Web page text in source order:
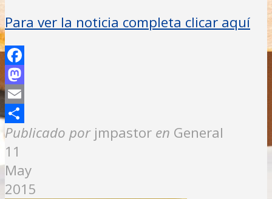
Para ver la noticia completa clicar aquí
Facebook
Mastodon
Email
Compartir
Publicado por jmpastor en General
11
May
2015